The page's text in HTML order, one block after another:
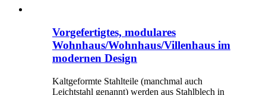
Vorgefertigtes, modulares
Wohnhaus/Wohnhaus/Villenhaus im
modernen Design
Kaltgeformte Stahlteile (manchmal auch
Leichtstahl genannt) werden aus Stahlblech in